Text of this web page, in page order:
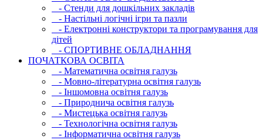
- Стенди для дошкільних закладів
- Настільні логічні ігри та пазли
- Електронні конструктори та програмування для
дітей
- СПОРТИВНЕ ОБЛАДНАННЯ
ПОЧАТКОВА ОСВIТА
- Математична освітня галузь
- Мовно-літературна освітня галузь
- Iншомовна освітня галузь
- Природнича освітня галузь
- Мистецька освітня галузь
- Технологічна освітня галузь
- Інфopматична освітня галузь